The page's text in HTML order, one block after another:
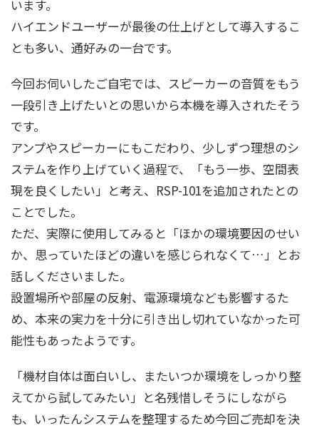
います。
ハイエンドユーザーが最後の仕上げとして導入するこ
とも多い、通好みの一台です。
今回お伺いしたご自宅では、スピーカーの音質をもう
一段引き上げたいとの思いから本機を導入されたそう
です。
アンプやスピーカーにもこだわり、少しずつ理想のシ
ステムを作り上げていく過程で、「もう一歩、空間表
現を良くしたい」と考え、RSP-101を追加されたとの
ことでした。
ただ、実際に使用してみると「ほかの環境要因のせい
か、思っていたほどの違いを感じられなくて…」とお
話しくださいました。
設置場所や部屋の反射、電源環境なども影響するた
め、本来の実力を十分に引き出し切れていなかった可
能性もあったようです。
「機材自体は面白いし、またいつか環境をしっかり整
えてから試してみたい」と名残惜しそうにしながら
も、いったんシステムを整理するため今回ご売却を決